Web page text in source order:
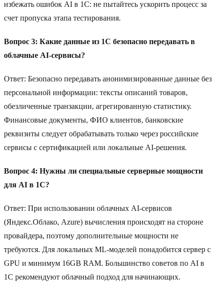
избежать ошибок AI в 1C: не пытайтесь ускорить процесс за
счет пропуска этапа тестирования.
Вопрос 3: Какие данные из 1C безопасно передавать в
облачные AI-сервисы?
Ответ: Безопасно передавать анонимизированные данные без
персональной информации: тексты описаний товаров,
обезличенные транзакции, агрегированную статистику.
Финансовые документы, ФИО клиентов, банковские
реквизиты следует обрабатывать только через российские
сервисы с сертификацией или локальные AI-решения.
Вопрос 4: Нужны ли специальные серверные мощности
для AI в 1C?
Ответ: При использовании облачных AI-сервисов
(Яндекс.Облако, Azure) вычисления происходят на стороне
провайдера, поэтому дополнительные мощности не
требуются. Для локальных ML-моделей понадобится сервер с
GPU и минимум 16GB RAM. Большинство советов по AI в
1C рекомендуют облачный подход для начинающих.